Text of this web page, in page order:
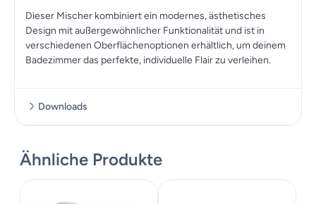
Dieser Mischer kombiniert ein modernes, ästhetisches
Design mit außergewöhnlicher Funktionalität und ist in
verschiedenen Oberflächenoptionen erhältlich, um deinem
Badezimmer das perfekte, individuelle Flair zu verleihen.
Downloads
Montageanleitung
Ähnliche Produkte